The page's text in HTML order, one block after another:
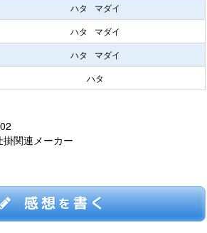
ハタ
マダイ
ハタ
マダイ
ハタ
マダイ
ハタ
掛関連メーカー
感想を書く